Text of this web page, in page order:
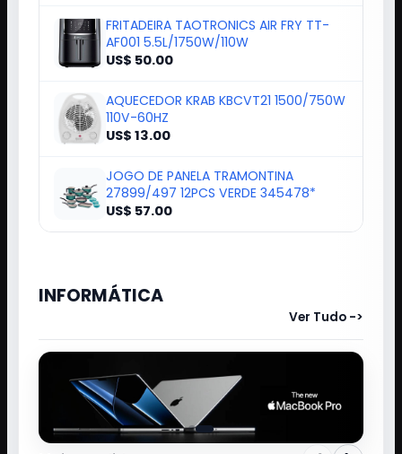
FRITADEIRA TAOTRONICS AIR FRY TT-
AF001 5.5L/1750W/110W
US$ 50.00
AQUECEDOR KRAB KBCVT21 1500/750W
110V-60HZ
US$ 13.00
JOGO DE PANELA TRAMONTINA
27899/497 12PCS VERDE 345478*
US$ 57.00
INFORMÁTICA
Ver Tudo ->